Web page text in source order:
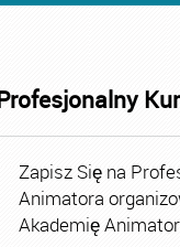
Animatora Czasu
Zapisz Się na
Animatora
Akademię